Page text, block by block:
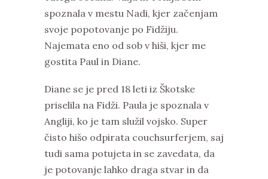
spoznala v mestu Nadi, kjer začenjam
svoje popotovanje po Fidžiju.
Najemata eno od sob v hiši, kjer me
gostita Paul in Diane.
Diane se je pred 18 leti iz Škotske
priselila na Fidži. Paula je spoznala v
Angliji, ko je tam služil vojsko. Super
čisto hišo odpirata couchsurferjem, saj
tudi sama potujeta in se zavedata, da
je potovanje lahko draga stvar in da